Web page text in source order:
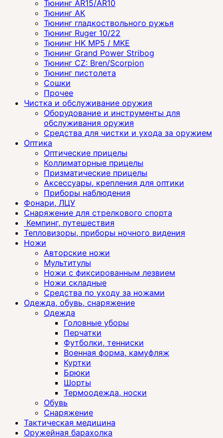
Тюнинг AR15/AR10
Тюнинг АК
Тюнинг гладкоствольного ружья
Тюнинг Ruger 10/22
Тюнинг HK MP5 / MKE
Тюнинг Grand Power Stribog
Тюнинг CZ: Bren/Scorpion
Тюнинг пистолета
Сошки
Прочее
Чистка и обслуживание оружия
Оборудование и инструменты для
обслуживания оружия
Средства для чистки и ухода за оружием
Оптика
Оптические прицелы
Коллиматорные прицелы
Призматические прицелы
Аксессуары, крепления для оптики
Приборы наблюдения
Фонари, ЛЦУ
Снаряжение для стрелкового спорта
Кемпинг, путешествия
Тепловизоры, приборы ночного видения
Ножи
Авторские ножи
Мультитулы
Ножи с фиксированным лезвием
Ножи складные
Средства по уходу за ножами
Одежда, обувь, снаряжение
Одежда
Головные уборы
Перчатки
Футболки, тенниски
Военная форма, камуфляж
Куртки
Брюки
Шорты
Термоодежда, носки
Обувь
Снаряжение
Тактическая медицина
Оружейная барахолка